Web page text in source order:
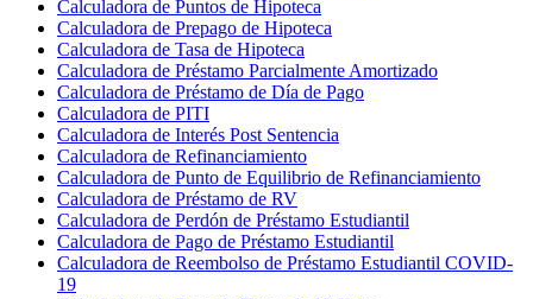
Calculadora de Puntos de Hipoteca
Calculadora de Prepago de Hipoteca
Calculadora de Tasa de Hipoteca
Calculadora de Préstamo Parcialmente Amortizado
Calculadora de Préstamo de Día de Pago
Calculadora de PITI
Calculadora de Interés Post Sentencia
Calculadora de Refinanciamiento
Calculadora de Punto de Equilibrio de Refinanciamiento
Calculadora de Préstamo de RV
Calculadora de Perdón de Préstamo Estudiantil
Calculadora de Pago de Préstamo Estudiantil
Calculadora de Reembolso de Préstamo Estudiantil COVID-
19